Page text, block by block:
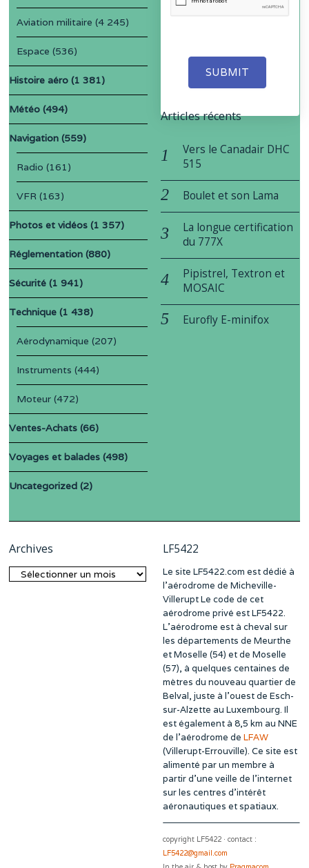
SUBMIT
Aviation militaire (4 245)
Espace (536)
Histoire aéro (1 381)
Météo (494)
Navigation (559)
Radio (161)
VFR (163)
Photos et vidéos (1 357)
Réglementation (880)
Sécurité (1 941)
Technique (1 438)
Aérodynamique (207)
Instruments (444)
Moteur (472)
Ventes-Achats (66)
Voyages et balades (498)
Uncategorized (2)
Articles récents
Vers le Canadair DHC
515
Boulet et son Lama
La longue certification
du 777X
Pipistrel, Textron et
MOSAIC
Eurofly E-minifox
Archives
Archives
LF5422
Le site LF5422.com est dédié à
l’aérodrome de Micheville-
Villerupt Le code de cet
aérodrome privé est LF5422.
L’aérodrome est à cheval sur
les départements de Meurthe
et Moselle (54) et de Moselle
(57), à quelques centaines de
mètres du nouveau quartier de
Belval, juste à l’ouest de Esch-
sur-Alzette au Luxembourg. Il
est également à 8,5 km au NNE
de l’aérodrome de LFAW
(Villerupt-Errouville). Ce site est
alimenté par un membre à
partir d’une veille de l’internet
sur les centres d’intérêt
aéronautiques et spatiaux.
copyright LF5422 · contact :
LF5422@gmail.com